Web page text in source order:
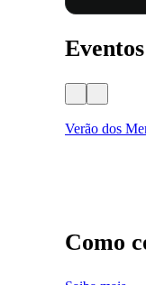
Verão dos
Como